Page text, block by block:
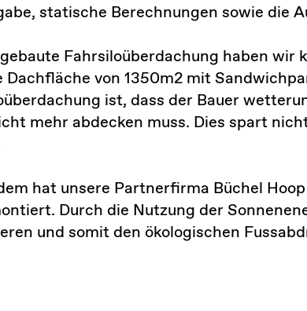
statische Berechnungen sowie die
Fahrsiloüberdachung haben
Dachfläche von 1350m2 mit
ist, dass der Bauer
mehr abdecken muss. Dies spart
hat unsere Partnerfirma Büchel
Durch die Nutzung der
und somit den ökologischen